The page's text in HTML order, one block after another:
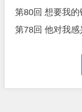
第80回 想要我的
第78回 他对我感